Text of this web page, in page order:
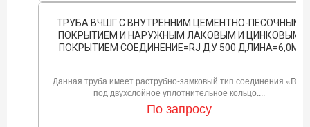
ТРУБА ВЧШГ С ВНУТРЕННИМ ЦЕМЕНТНО-ПЕСОЧНЫМ
ПОКРЫТИЕМ И НАРУЖНЫМ ЛАКОВЫМ И ЦИНКОВЫМ
ПОКРЫТИЕМ СОЕДИНЕНИЕ=RJ ДУ 500 ДЛИНА=6,0М
Данная труба имеет раструбно-замковый тип соединения «RJ»
под двухслойное уплотнительное кольцо....
По запросу